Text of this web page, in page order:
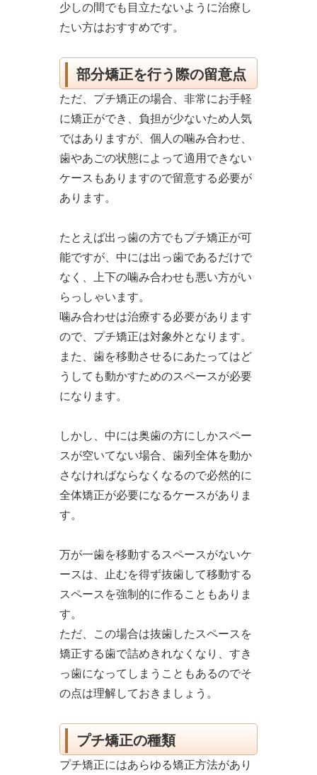
少しの間でも目立たないように治療し
たい方はおすすめです。
部分矯正を行う際の留意点
ただ、プチ矯正の場合、非常にお手軽
に矯正ができ、負担が少ないため人気
ではありますが、個人の噛み合わせ、
歯やあごの状態によって適用できない
ケースもありますので留意する必要が
あります。
たとえば出っ歯の方でもプチ矯正が可
能ですが、中には出っ歯であるだけで
なく、上下の噛み合わせも悪い方がい
らっしゃいます。
噛み合わせは治療する必要があります
ので、プチ矯正は対象外となります。
また、歯を移動させるにあたってはど
うしても動かすためのスペースが必要
になります。
しかし、中には奥歯の方にしかスペー
スが空いてない場合、歯列全体を動か
さなければならなくなるので必然的に
全体矯正が必要になるケースがありま
す。
万が一歯を移動するスペースがないケ
ースは、止むを得ず抜歯して移動する
スペースを強制的に作ることもありま
す。
ただ、この場合は抜歯したスペースを
矯正する歯で詰めきれなくなり、すき
っ歯になってしまうこともあるのでそ
の点は理解しておきましょう。
プチ矯正の種類
プチ矯正にはあらゆる矯正方法があり